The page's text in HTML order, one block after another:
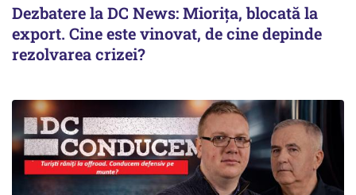
Dezbatere la DC News: Miorița, blocată la
export. Cine este vinovat, de cine depinde
rezolvarea crizei?